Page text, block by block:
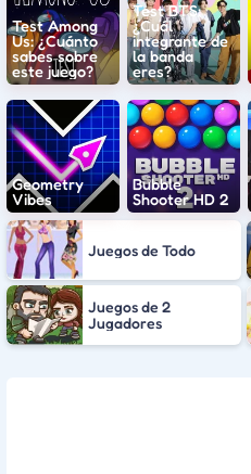
Test Among
Us: ¿Cuánto
sabes sobre
este juego?
Test BTS:
¿Cuál
integrante de
la banda
eres?
Geometry
Vibes
Bubble
Shooter HD 2
Juegos de Todo
Juegos de 2
Jugadores